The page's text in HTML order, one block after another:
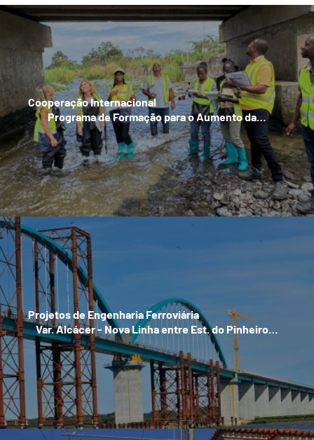
Cooperação Internacional
Programa de Formação para o Aumento da…
Projetos de Engenharia Ferroviária
Var. Alcácer - Nova Linha entre Est. do Pinheiro…